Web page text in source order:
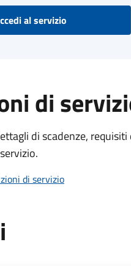
al servizio
di
di scadenze,
di servizio